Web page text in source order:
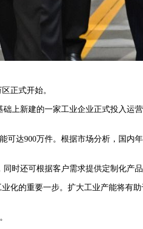
正式开始。
础上新建的一家工业企业正式投入
达900万件。根据市场分析，国内
时还可根据客户需求提供定制化产
的重要一步。扩大工业产能将有